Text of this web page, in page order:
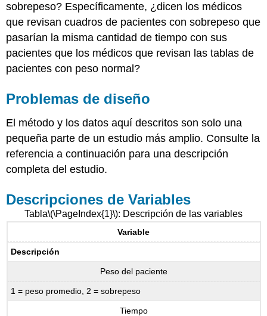
sobrepeso? Específicamente, ¿dicen los médicos
que revisan cuadros de pacientes con sobrepeso que
pasarían la misma cantidad de tiempo con sus
pacientes que los médicos que revisan las tablas de
pacientes con peso normal?
Problemas de diseño
El método y los datos aquí descritos son solo una
pequeña parte de un estudio más amplio. Consulte la
referencia a continuación para una descripción
completa del estudio.
Descripciones de Variables
Tabla\(\PageIndex{1}\): Descripción de las variables
Variable
Descripción
Peso del paciente
1 = peso promedio, 2 = sobrepeso
Tiempo